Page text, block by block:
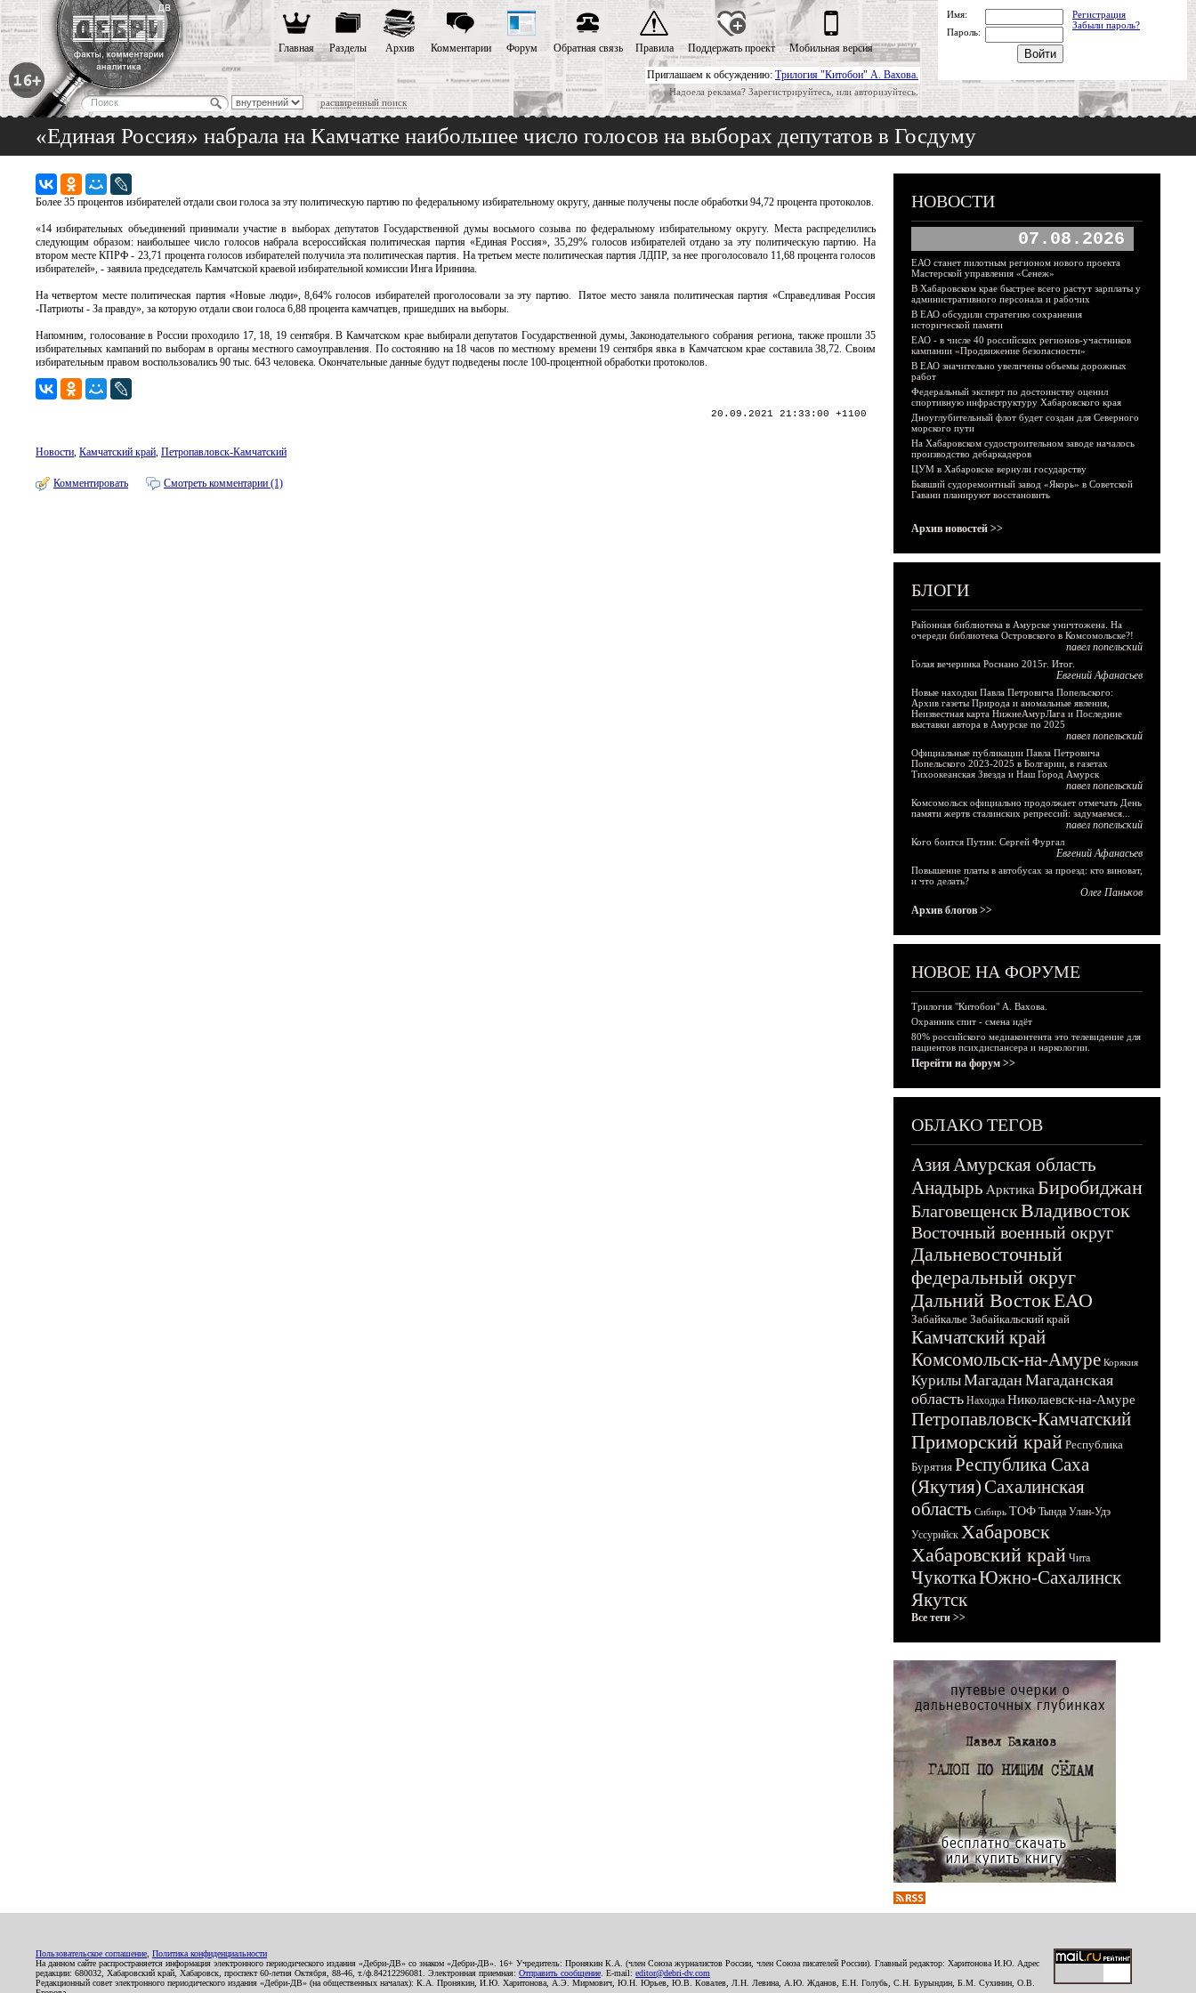
Приглашаем к обсуждению: Трилогия "Китобои" А. Вахова.
Надоела реклама? Зарегистрируйтесь, или авторизуйтесь.
расширенный поиск
Главная Разделы Архив Комментарии Форум Обратная связь Правила Поддержать проект Мобильная версия
Имя:
Регистрация
Забыли пароль?
Пароль:
«Единая Россия» набрала на Камчатке наибольшее число голосов на выборах депутатов в Госдуму
Более 35 процентов избирателей отдали свои голоса за эту политическую партию по федеральному избирательному округу, данные получены после обработки 94,72 процента протоколов.
«14 избирательных объединений принимали участие в выборах депутатов Государственной думы восьмого созыва по федеральному избирательному округу. Места распределились
следующим образом: наибольшее число голосов набрала всероссийская политическая партия «Единая Россия», 35,29% голосов избирателей отдано за эту политическую партию. На
втором месте КПРФ - 23,71 процента голосов избирателей получила эта политическая партия. На третьем месте политическая партия ЛДПР, за нее проголосовало 11,68 процента голосов
избирателей», - заявила председатель Камчатской краевой избирательной комиссии Инга Иринина.
На четвертом месте политическая партия «Новые люди», 8,64% голосов избирателей проголосовали за эту партию. Пятое место заняла политическая партия «Справедливая Россия
-Патриоты - За правду», за которую отдали свои голоса 6,88 процента камчатцев, пришедших на выборы.
Напомним, голосование в России проходило 17, 18, 19 сентября. В Камчатском крае выбирали депутатов Государственной думы, Законодательного собрания региона, также прошли 35
избирательных кампаний по выборам в органы местного самоуправления. По состоянию на 18 часов по местному времени 19 сентября явка в Камчатском крае составила 38,72. Своим
избирательным правом воспользовались 90 тыс. 643 человека. Окончательные данные будут подведены после 100-процентной обработки протоколов.
20.09.2021 21:33:00 +1100
Новости, Камчатский край, Петропавловск-Камчатский
Комментировать Смотреть комментарии (1)
НОВОСТИ
07.08.2026
ЕАО станет пилотным регионом нового проекта
Мастерской управления «Сенеж»
В Хабаровском крае быстрее всего растут зарплаты у
административного персонала и рабочих
В ЕАО обсудили стратегию сохранения
исторической памяти
ЕАО - в числе 40 российских регионов-участников
кампании «Продвижение безопасности»
В ЕАО значительно увеличены объемы дорожных
работ
Федеральный эксперт по достоинству оценил
спортивную инфраструктуру Хабаровского края
Дноуглубительный флот будет создан для Северного
морского пути
На Хабаровском судостроительном заводе началось
производство дебаркадеров
ЦУМ в Хабаровске вернули государству
Бывший судоремонтный завод «Якорь» в Советской
Гавани планируют восстановить
Архив новостей >>
БЛОГИ
Районная библиотека в Амурске уничтожена. На
очереди библиотека Островского в Комсомольске?!
павел попельский
Голая вечеринка Роснано 2015г. Итог.
Евгений Афанасьев
Новые находки Павла Петровича Попельского:
Архив газеты Природа и аномальные явления,
Неизвестная карта НижнеАмурЛага и Последние
выставки автора в Амурске по 2025
павел попельский
Официальные публикации Павла Петровича
Попельского 2023-2025 в Болгарии, в газетах
Тихоокеанская Звезда и Наш Город Амурск
павел попельский
Комсомольск официально продолжает отмечать День
памяти жертв сталинских репрессий: задумаемся...
павел попельский
Кого боится Путин: Сергей Фургал
Евгений Афанасьев
Повышение платы в автобусах за проезд: кто виноват,
и что делать?
Олег Паньков
Архив блогов >>
НОВОЕ НА ФОРУМЕ
Трилогия "Китобои" А. Вахова.
Охранник спит - смена идёт
80% российского медиаконтента это телевидение для
пациентов психдиспансера и наркологии.
Перейти на форум >>
ОБЛАКО ТЕГОВ
АзияАмурская область
Анадырь Арктика Биробиджан
БлаговещенскВладивосток
Восточный военный округ
Дальневосточный
федеральный округ
Дальний ВостокЕАО
Забайкалье Забайкальский край
Камчатский край
Комсомольск-на-Амуре Корякия
КурилыМагадан Магаданская
область Находка Николаевск-на-Амуре
Петропавловск-Камчатский
Приморский край Республика
Бурятия Республика Саха
(Якутия)Сахалинская
область Сибирь ТОФ Тында Улан-Удэ
Уссурийск Хабаровск
Хабаровский край Чита
ЧукоткаЮжно-Сахалинск
Якутск
Все теги >>
Пользовательское соглашение Политика конфиденциальности
На данном сайте распространяется информация электронного периодического издания «Дебри-ДВ» со знаком «Дебри-ДВ». 16+ Учредитель: Пронякин К.А. (член Союза журналистов России, член Союза писателей России). Главный редактор: Харитонова И.Ю. Адрес
редакции: 680032, Хабаровский край, Хабаровск, проспект 60-летия Октября, 88-46, т./ф.84212296081. Электронная приемная: Отправить сообщение . E-mail: editor@debri-dv.com
Редакционный совет электронного периодического издания «Дебри-ДВ» (на общественных началах): К.А. Пронякин, И.Ю. Харитонова, А.Э. Мирмович, Ю.Н. Юрьев, Ю.В. Ковалев, Л.Н. Левина, А.Ю. Жданов, Е.Н. Голубь, С.Н. Бурындин, Б.М. Сухинин, О.В.